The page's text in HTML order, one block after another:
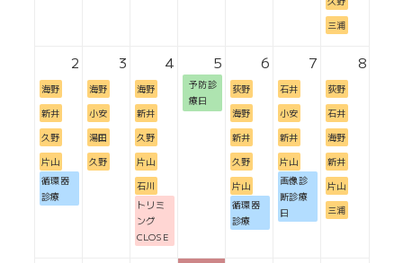
三浦
2
海野
新井
久野
片山
循環器
診療
3
海野
小安
湯田
久野
4
海野
新井
久野
片山
石川
トリミ
ング
CLOSE
5
予防診
療日
6
荻野
海野
新井
久野
片山
循環器
診療
7
石井
小安
新井
片山
画像診
断診療
日
8
荻野
石井
海野
新井
片山
三浦